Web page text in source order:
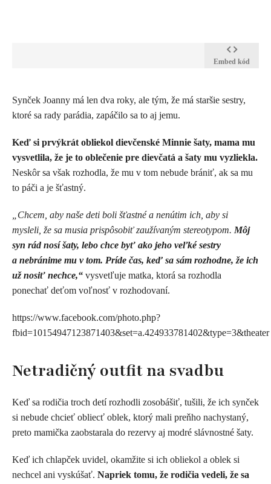
Embed kód
Synček Joanny má len dva roky, ale tým, že má staršie sestry,
ktoré sa rady parádia, zapáčilo sa to aj jemu.
Keď si prvýkrát obliekol dievčenské Minnie šaty, mama mu
vysvetlila, že je to oblečenie pre dievčatá a šaty mu vyzliekla.
Neskôr sa však rozhodla, že mu v tom nebude brániť, ak sa mu
to páči a je šťastný.
„Chcem, aby naše deti boli šťastné a nenútim ich, aby si
mysleli, že sa musia prispôsobiť zaužívaným stereotypom. Môj
syn rád nosí šaty, lebo chce byť ako jeho veľké sestry
a nebránime mu v tom. Príde čas, keď sa sám rozhodne, že ich
už nosiť nechce,“ vysvetľuje matka, ktorá sa rozhodla
ponechať deťom voľnosť v rozhodovaní.
https://www.facebook.com/photo.php?
fbid=10154947123871403&set=a.424933781402&type=3&theater
Netradičný outfit na svadbu
Keď sa rodičia troch detí rozhodli zosobášiť, tušili, že ich synček
si nebude chcieť obliecť oblek, ktorý mali preňho nachystaný,
preto mamička zaobstarala do rezervy aj modré slávnostné šaty.
Keď ich chlapček uvidel, okamžite si ich obliekol a oblek si
nechcel ani vyskúšať. Napriek tomu, že rodičia vedeli, že sa